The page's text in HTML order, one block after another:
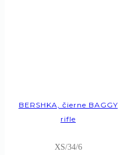
BERSHKA, čierne BAGGY
rifle
XS/34/6